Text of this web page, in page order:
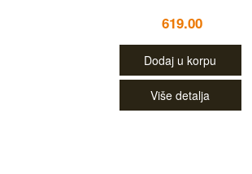
619.00
Dodaj u korpu
Više detalja